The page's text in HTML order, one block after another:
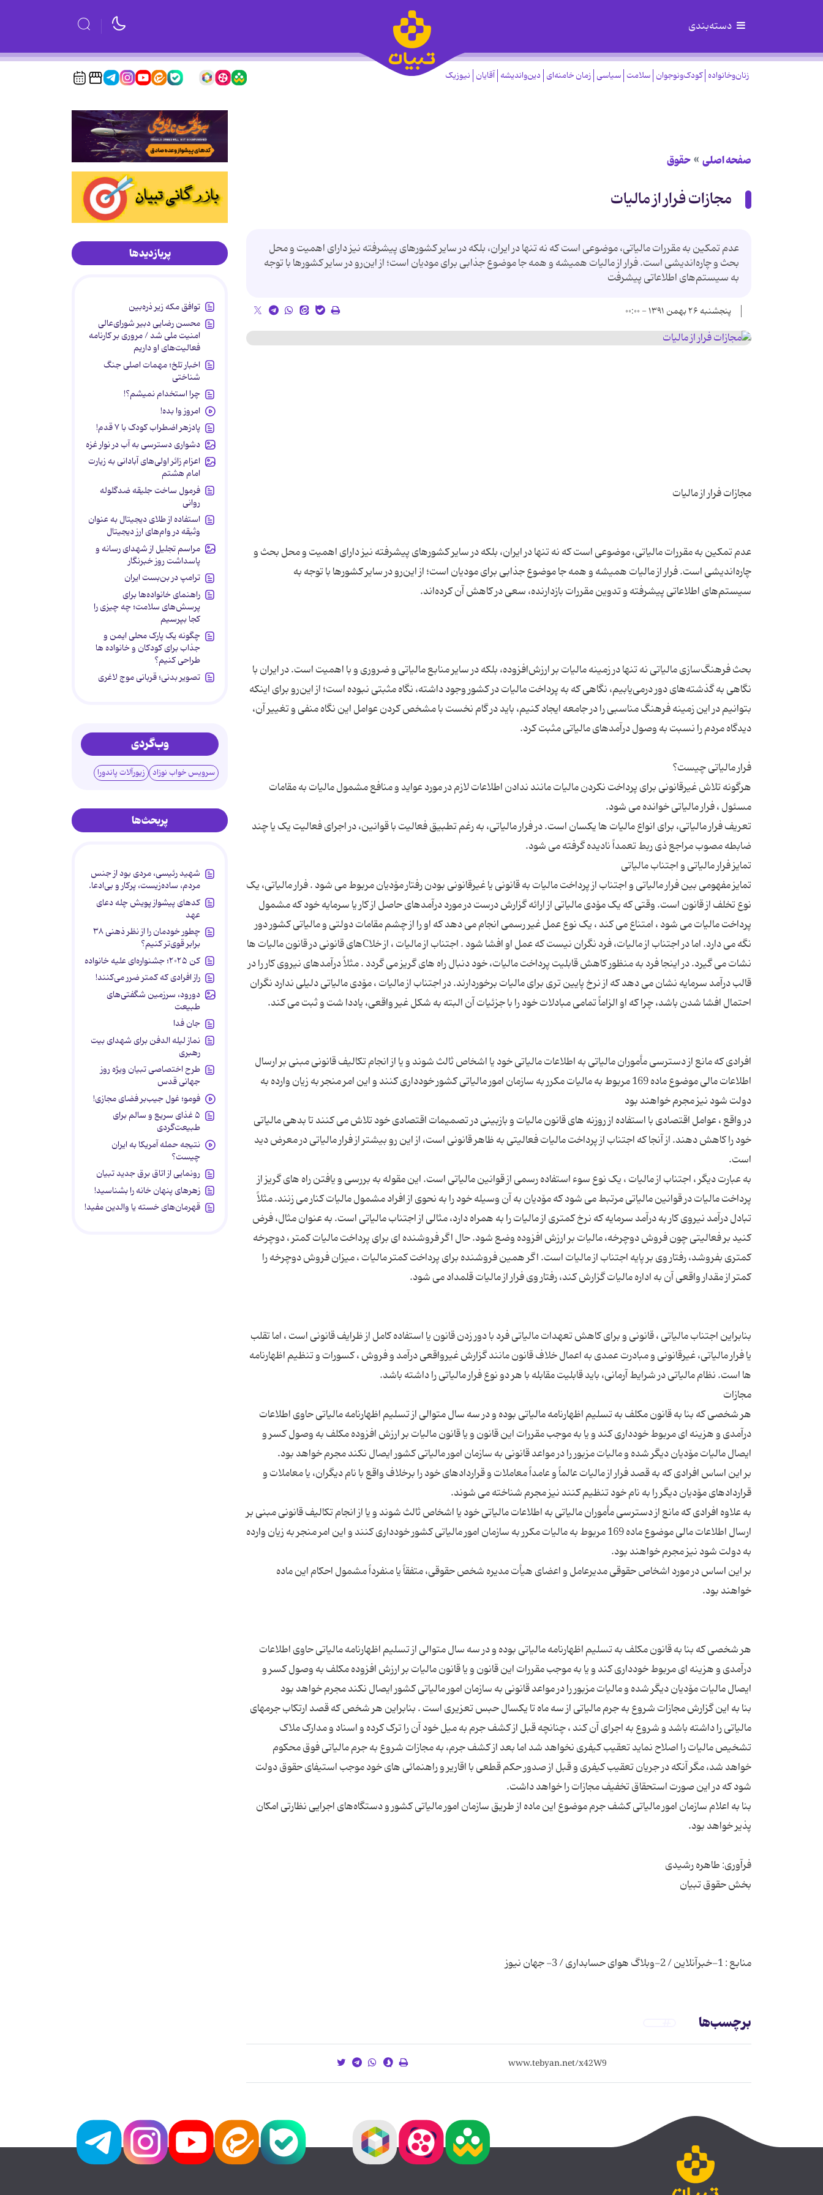
دسته‌بندی
زنان‌وخانواده کودک‌ونوجوان سلامت سیاسی زمان خامنه‌ای دین‌واندیشه آقایان نیوزیک
صفحه اصلی حقوق
مجازات فرار از مالیات
عدم تمکین به مقررات مالیاتی، موضوعی است که نه تنها در ایران، بلکه در سایر کشورهای پیشرفته نیز دارای اهمیت و محل
بحث و چاره‌اندیشی است. فرار از مالیات همیشه و همه جا موضوع جذابی برای مودیان است؛ از این‌رو در سایر کشورها با توجه
به سیستم‌های اطلاعاتی پیشرفت
پنجشنبه ۲۶ بهمن ۱۳۹۱ - ۰۰:۰۰
عدم تمکین به مقررات مالیاتی، موضوعی است که نه تنها در ایران، بلکه در سایر کشورهای پیشرفته نیز دارای اهمیت و محل بحث و
چاره‌اندیشی است. فرار از مالیات همیشه و همه جا موضوع جذابی برای مودیان است؛ از این‌رو در سایر کشورها با توجه به
بحث فرهنگ‌سازی مالیاتی نه تنها در زمینه مالیات بر ارزش‌افزوده، بلکه در سایر منابع مالیاتی و ضروری و با اهمیت است. در ایران با
نگاهی به گذشته‌های دور درمی‌یابیم، نگاهی که به پرداخت مالیات در کشور وجود داشته، نگاه مثبتی نبوده است؛ از این‌رو برای اینکه
بتوانیم در این زمینه فرهنگ مناسبی را در جامعه ایجاد کنیم، باید در گام نخست با مشخص کردن عوامل این نگاه منفی و تغییر آن،
هرگونه تلاش غیرقانونی برای پرداخت نکردن مالیات مانند ندادن اطلاعات لازم در مورد عواید و منافع مشمول مالیات به مقامات
تعریف فرار مالیاتی، برای انواع مالیات ها یکسان است. در فرار مالیاتی، به رغم تطبیق فعالیت با قوانین، در اجرای فعالیت یک یا چند
تمایز مفهومی بین فرار مالیاتی و اجتناب از پرداخت مالیات به قانونی یا غیرقانونی بودن رفتار مۆدیان مربوط می شود . فرار مالیاتی، یک
نوع تخلف از قانون است. وقتی که یک مۆدی مالیاتی از ارائه گزارش درست در مورد درآمدهای حاصل از کار یا سرمایه خود که مشمول
پرداخت مالیات می شود ، امتناع می کند ، یک نوع عمل غیر رسمی انجام می دهد که او را از چشم مقامات دولتی و مالیاتی کشور دور
نگه می دارد. اما در اجتناب از مالیات، فرد نگران نیست که عمل او افشا شود . اجتناب از مالیات ، از خلاCهای قانونی در قانون مالیات ها
نشات می گیرد. در اینجا فرد به منظور کاهش قابلیت پرداخت مالیات، خود دنبال راه های گریز می گردد . مثلاً درآمدهای نیروی کار را در
قالب درآمد سرمایه نشان می دهد که از نرخ پایین تری برای مالیات برخوردارند. در اجتناب از مالیات ، مۆدی مالیاتی دلیلی ندارد نگران
افرادی که مانع از دسترسی مأموران مالیاتی به اطلاعات مالیاتی خود یا اشخاص ثالث شوند و یا از انجام تکالیف قانونی مبنی بر ارسال
اطلاعات مالی موضوع ماده 169 مربوط به مالیات مکرر به سازمان امور مالیاتی کشور خودداری کنند و این امر منجر به زیان وارده به
در واقع ، عوامل اقتصادی با استفاده از روزنه های قانون مالیات و بازبینی در تصمیمات اقتصادی خود تلاش می کنند تا بدهی مالیاتی
خود را کاهش دهند. از آنجا که اجتناب از پرداخت مالیات فعالیتی به ظاهر قانونی است، از این رو بیشتر از فرار مالیاتی در معرض دید
به عبارت دیگر ، اجتناب از مالیات ، یک نوع سوء استفاده رسمی از قوانین مالیاتی است. این مقوله به بررسی و یافتن راه های گریز از
پرداخت مالیات در قوانین مالیاتی مرتبط می شود که مۆدیان به آن وسیله خود را به نحوی از افراد مشمول مالیات کنار می زنند. مثلاً
تبادل درآمد نیروی کار به درآمد سرمایه که نرخ کمتری از مالیات را به همراه دارد، مثالی از اجتناب مالیاتی است. به عنوان مثال، فرض
کنید بر فعالیتی چون فروش دوچرخه، مالیات بر ارزش افزوده وضع شود. حال اگر فروشنده ای برای پرداخت مالیات کمتر ، دوچرخه
کمتری بفروشد، رفتار وی بر پایه اجتناب از مالیات است. اگر همین فروشنده برای پرداخت کمتر مالیات ، میزان فروش دوچرخه را
بنابراین اجتناب مالیاتی ، قانونی و برای کاهش تعهدات مالیاتی فرد با دور زدن قانون یا استفاده کامل از ظرایف قانونی است ، اما تقلب
یا فرار مالیاتی، غیرقانونی و مبادرت عمدی به اعمال خلاف قانون مانند گزارش غیرواقعی درآمد و فروش ، کسورات و تنظیم اظهارنامه
هر شخصی که بنا به قانون مکلف به تسلیم اظهارنامه مالیاتی بوده و در سه سال متوالی از تسلیم اظهارنامه مالیاتی حاوی اطلاعات
درآمدی و هزینه ای مربوط خودداری کند و یا به موجب مقررات این قانون و یا قانون مالیات بر ارزش افزوده مکلف به وصول کسر و
بر این اساس افرادی که به قصد فرار از مالیات عالماً و عامداً معاملات و قراردادهای خود را برخلاف واقع با نام دیگران، یا معاملات و
به علاوه افرادی که مانع از دسترسی مأموران مالیاتی به اطلاعات مالیاتی خود یا اشخاص ثالث شوند و یا از انجام تکالیف قانونی مبنی بر
ارسال اطلاعات مالی موضوع ماده 169 مربوط به مالیات مکرر به سازمان امور مالیاتی کشور خودداری کنند و این امر منجر به زیان وارده
بر این اساس در مورد اشخاص حقوقی مدیرعامل و اعضای هیأت مدیره شخص حقوقی، متفقاً یا منفرداً مشمول احکام این ماده
هر شخصی که بنا به قانون مکلف به تسلیم اظهارنامه مالیاتی بوده و در سه سال متوالی از تسلیم اظهارنامه مالیاتی حاوی اطلاعات
درآمدی و هزینه ای مربوط خودداری کند و یا به موجب مقررات این قانون و یا قانون مالیات بر ارزش افزوده مکلف به وصول کسر و
بنا به این گزارش مجازات شروع به جرم مالیاتی از سه ماه تا یکسال حبس تعزیری است . بنابراین هر شخص که قصد ارتکاب جرمهای
مالیاتی را داشته باشد و شروع به اجرای آن کند ، چنانچه قبل از کشف جرم به میل خود آن را ترک کرده و اسناد و مدارک ملاک
تشخیص مالیات را اصلاح نماید تعقیب کیفری نخواهد شد اما بعد از کشف جرم، به مجازات شروع به جرم مالیاتی فوق محکوم
خواهد شد، مگر آنکه در جریان تعقیب کیفری و قبل از صدور حکم قطعی با اقاریر و راهنمائی های خود موجب استیفای حقوق دولت
بنا به اعلام سازمان امور مالیاتی کشف جرم موضوع این ماده از طریق سازمان امور مالیاتی کشور و دستگاه‌های اجرایی نظارتی امکان
منابع : 1-خبرآنلاین / 2-وبلاگ هوای حسابداری / 3- جهان نیوز
برچسب‌ها
پربازدیدها
توافق مکه زیر ذره‌بین
محسن رضایی دبیر شورای‌عالی
امنیت ملی شد / مروری بر کارنامه
فعالیت‌های او داریم
اخبار تلخ؛ مهمات اصلی جنگ
شناختی
چرا استخدام نمیشم؟!
امروز وا بده!
پادزهر اضطراب کودک با ۷ قدم!
دشواری دسترسی به آب در نوار غزه
اعزام زائر اولی‌های آبادانی به زیارت
امام هشتم
فرمول ساخت جلیقه ضدگلوله
روانی
استفاده از طلای دیجیتال به عنوان
وثیقه در وام‌های ارز دیجیتال
مراسم تجلیل از شهدای رسانه و
پاسداشت روز خبرنگار
ترامپ در بن‌بست ایران
راهنمای خانواده‌ها برای
پرسش‌های سلامت؛ چه چیزی را
کجا بپرسیم
چگونه یک پارک محلی ایمن و
جذاب برای کودکان و خانواده ها
طراحی کنیم؟
تصویر بدنی؛ قربانی موج لاغری
وب‌گردی
سرویس خواب نوزاد زیورآلات پاندورا
پربحث‌ها
شهید رئیسی، مردی بود از جنس
مردم، ساده‌زیست، پرکار و بی‌ادعا.
کدهای پیشواز پویش چله دعای
عهد
چطور خودمان را از نظر ذهنی ۳۸
برابر قوی‌تر کنیم؟
کن ۲۰۲۵؛ جشنواره‌ای علیه خانواده
راز افرادی که کمتر ضرر می‌کنند!
دورود، سرزمین شگفتی‌های
طبیعت
جان فدا
نماز لیله الدفن برای شهدای بیت
رهبری
طرح اختصاصی تبیان ویژه روز
جهانی قدس
فومو؛ غول جیب‌بر فضای مجازی!
۵ غذای سریع و سالم برای
طبیعت‌گردی
نتیجه حمله آمریکا به ایران
چیست؟
رونمایی از اتاق برق جدید تبیان
زهرهای پنهان خانه را بشناسید!
قهرمان‌های خسته یا والدین مفید!